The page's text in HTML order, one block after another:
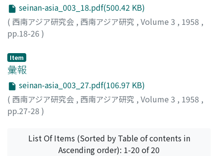
seinan-asia_003_18.pdf(500.42 KB)
( 西南アジア研究会 , 西南アジア研究 , Volume 3 , 1958 ,
pp.18-26 )
Item
彙報
seinan-asia_003_27.pdf(106.97 KB)
( 西南アジア研究会 , 西南アジア研究 , Volume 3 , 1958 ,
pp.27-28 )
List Of Items (Sorted by Table of contents in
Ascending order): 1-20 of 20